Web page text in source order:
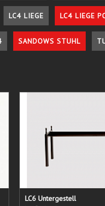
LC4 LIEGE LC4 LIEGE
SANDOWS STUHL
LC6 Untergestell